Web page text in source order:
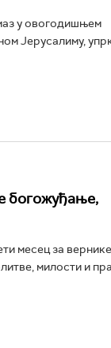
у овогодишњем
Јерусалиму,
богожуђање,
месец за вернике
милости и